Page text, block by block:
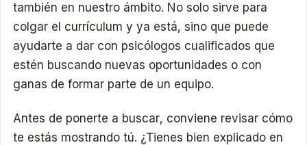
también en nuestro ámbito. No solo sirve para
colgar el currículum y ya está, sino que puede
ayudarte a dar con psicólogos cualificados que
estén buscando nuevas oportunidades o con
ganas de formar parte de un equipo.
Antes de ponerte a buscar, conviene revisar cómo
te estás mostrando tú. ¿Tienes bien explicado en